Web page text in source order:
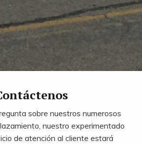
sobre nuestros numerosos
nuestro experimentado
de atención al cliente estará